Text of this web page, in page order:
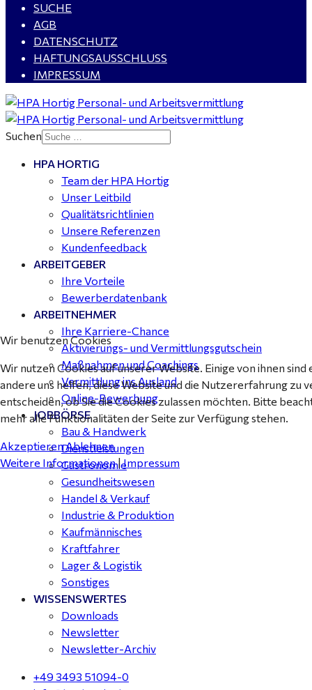
WIG-Schweißer / Vorrichter (m/w/d) Anlagen- und
Rohrleitungsbau - Tagschicht - Leuna ab 20 €
gesucht für Halle (Saale) - ab 4.000 €
Buchhalter (m/w/d) für Halle (Saale) gesucht - TZ 20-
SUCHE
AGB
DATENSCHUTZ
HAFTUNGSAUSSCHLUSS
IMPRESSUM
Suchen
HPA HORTIG
Team der HPA Hortig
Unser Leitbild
Qualitätsrichtlinien
Unsere Referenzen
Kundenfeedback
ARBEITGEBER
Ihre Vorteile
Bewerberdatenbank
ARBEITNEHMER
Ihre Karriere-Chance
Aktivierungs- und Vermittlungsgutschein
Maßnahmen und Coachings
Vermittlung ins Ausland
Online-Bewerbung
JOBBÖRSE
Bau & Handwerk
Dienstleistungen
Gastronomie
Gesundheitswesen
Handel & Verkauf
Industrie & Produktion
Kaufmännisches
Kraftfahrer
Lager & Logistik
Sonstiges
WISSENSWERTES
Downloads
Newsletter
Newsletter-Archiv
+49 3493 51094-0
Wir benutzen Cookies
Wir nutzen Cookies auf unserer Website. Einige von ihnen
andere uns helfen, diese Website und die Nutzererfahrung zu
entscheiden, ob Sie die Cookies zulassen möchten. Bitte
mehr alle Funktionalitäten der Seite zur Verfügung stehen.
AkzeptierenAblehnen
Weitere Informationen|Impressum